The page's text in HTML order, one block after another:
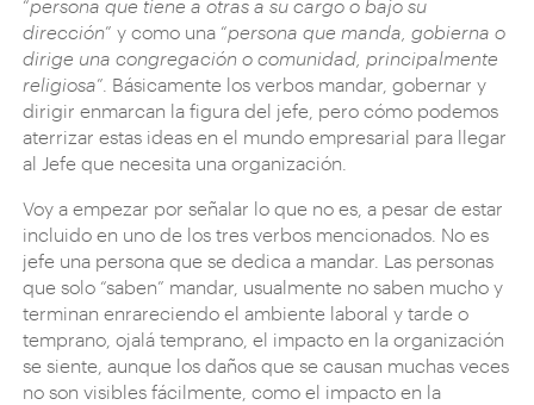
“persona que tiene a otras a su cargo o bajo su
dirección” y como una “persona que manda, gobierna o
dirige una congregación o comunidad, principalmente
religiosa”. Básicamente los verbos mandar, gobernar y
dirigir enmarcan la figura del jefe, pero cómo podemos
aterrizar estas ideas en el mundo empresarial para llegar
al Jefe que necesita una organización.
Voy a empezar por señalar lo que no es, a pesar de estar
incluido en uno de los tres verbos mencionados. No es
jefe una persona que se dedica a mandar. Las personas
que solo “saben” mandar, usualmente no saben mucho y
terminan enrareciendo el ambiente laboral y tarde o
temprano, ojalá temprano, el impacto en la organización
se siente, aunque los daños que se causan muchas veces
no son visibles fácilmente, como el impacto en la